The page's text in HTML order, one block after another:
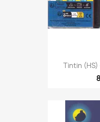
Tintin (HS)